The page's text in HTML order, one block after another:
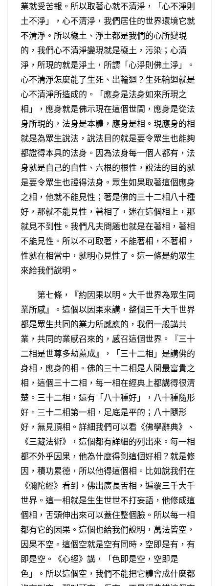
業就受苦報。所以取著心就不清淨，「心不淨則
土不淨」，心不清淨，我們居住的世界環境它就
不清淨。所以穢土、淨土都是我們的心所變現
的，我們心不清淨變現就是穢土，污染；心清
淨，所現的就是淨土，所謂「心淨則佛土淨」。
心不清淨怎麼能了生死、出輪迴？生死輪迴就是
心不清淨所造成的。「應身是法身如來所現之
相」，應身就是佛示現在這個世間，應身是從法
身所現的，法身是本體，應身是相。現應身的相
就是為眾生說法，說法目的就是要令眾生也能夠
都證得本具的法身。因為法身每一個人都有，法
身就是自己的自性、六根的根性，說法的目的就
是要令眾生也證得法身。眾生如果取著這個應身
之相，他就不能見性；著是佛的三十二相八十種
好，那就不能見性，著相了，迷在這個相上，那
就見不到性。我們凡夫問題也就是在著相，著相
不能見性。所以不可取著，不能著相，不著相，
性就在相當中，就明心見性了。這一條是約眾生
來給我們說明。
第七條，『約因果以明。大千世界為眾生同
業所感』。這個以因果來講，整個三千大千世界
都是眾生共同的業力所感應的，我們一般講共
業，共同的業感召來的，感召這個世界。『三十
二相是世尊多劫薰成』，「三十二相」是講佛的
身相，應身的相。佛的三十二相是人間最富貴之
相，這個三十二相，每一相在經典上都講得很清
楚。三十二相，還有「八十種好」，八十種隨形
好。三十二相第一相，足底是平的；八十隨形
好，無見頂相。詳細我們可以看《佛學辭典》、
《三藏法術》，這個都有詳細的列出來。每一相
都不外乎因果，他為什麼得到這個好相？就是修
因，積功累德，所以他得這個相。比如說我們在
《彌陀經》看到，佛出廣長舌相，遍覆三千大千
世界。這一相就是生生世世不打妄語，他修成這
個相，舌頭伸出來可以蓋住整個臉。所以每一相
都有它的因果。這個也給我們說明，萬法皆空，
因果不空。這個空就是空有同時，空即是有，有
即是空。《心經》講，「色即是空，空即是
色」。所以這個空，我們不能把它體會成什麼都